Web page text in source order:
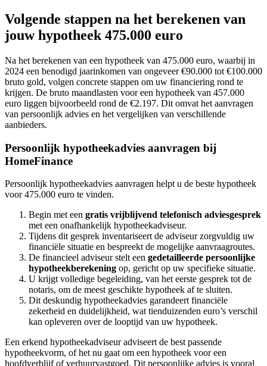
Volgende stappen na het berekenen van
jouw hypotheek 475.000 euro
Na het berekenen van een hypotheek van 475.000 euro, waarbij in
2024 een benodigd jaarinkomen van ongeveer €90.000 tot €100.000
bruto gold, volgen concrete stappen om uw financiering rond te
krijgen. De bruto maandlasten voor een hypotheek van 457.000
euro liggen bijvoorbeeld rond de €2.197. Dit omvat het aanvragen
van persoonlijk advies en het vergelijken van verschillende
aanbieders.
Persoonlijk hypotheekadvies aanvragen bij
HomeFinance
Persoonlijk hypotheekadvies aanvragen helpt u de beste hypotheek
voor 475.000 euro te vinden.
Begin met een gratis vrijblijvend telefonisch adviesgesprek
met een onafhankelijk hypotheekadviseur.
Tijdens dit gesprek inventariseert de adviseur zorgvuldig uw
financiële situatie en bespreekt de mogelijke aanvraagroutes.
De financieel adviseur stelt een gedetailleerde persoonlijke
hypotheekberekening op, gericht op uw specifieke situatie.
U krijgt volledige begeleiding, van het eerste gesprek tot de
notaris, om de meest geschikte hypotheek af te sluiten.
Dit deskundig hypotheekadvies garandeert financiële
zekerheid en duidelijkheid, wat tienduizenden euro’s verschil
kan opleveren over de looptijd van uw hypotheek.
Een erkend hypotheekadviseur adviseert de best passende
hypotheekvorm, of het nu gaat om een hypotheek voor een
hoofdverblijf of verhuurvastgoed. Dit persoonlijke advies is vooral